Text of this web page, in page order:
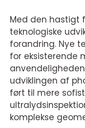
Med den hastigt
teknologiske
forandring. Nye
for eksisterende
udviklingen af
ført til mere
komplekse